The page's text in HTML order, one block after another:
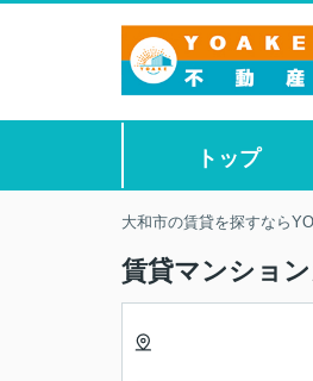
トップ
大和市の賃貸を探すなら
賃貸マンショ